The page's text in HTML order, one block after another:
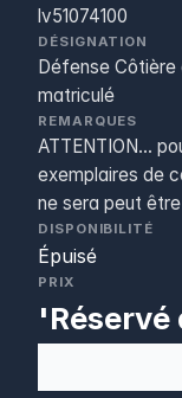
lv51074100
DÉSIGNATION
Défense Côtière
matriculé
REMARQUES
ATTENTION...
exemplaires de
ne sera peut
DISPONIBILITÉ
Épuisé
PRIX
'Réservé